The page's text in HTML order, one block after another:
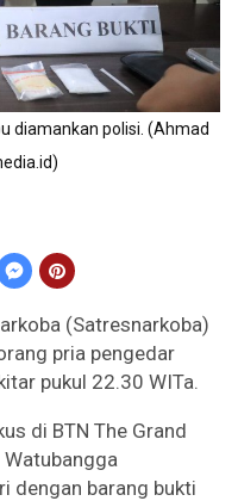
diamankan polisi. (Ahmad
(Satresnarkoba)
pria pengedar
pukul 22.30 WITa.
di BTN The Grand
Watubangga
dengan barang bukti